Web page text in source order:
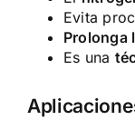
Evita
Prolonga
Es una